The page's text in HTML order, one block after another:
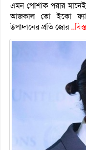
এমন পোশাক পরার
আজকাল তো ইকো
উপাদানের প্রতি জোর